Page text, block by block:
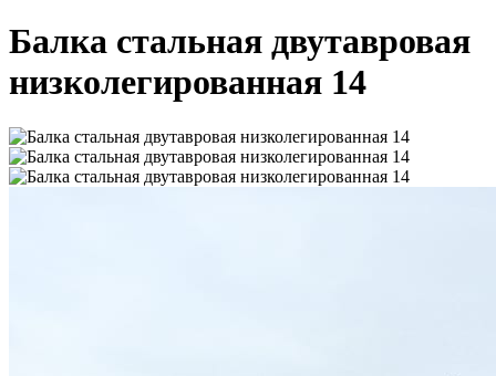
Балка стальная двутавровая
низколегированная 14